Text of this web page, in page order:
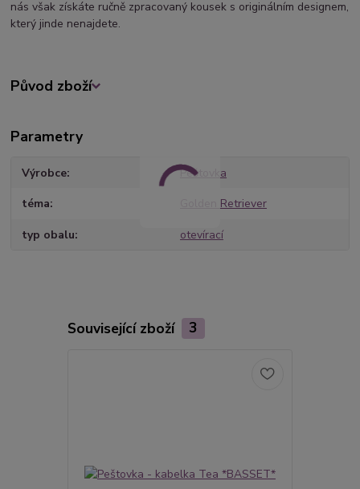
nás však získáte ručně zpracovaný kousek s originálním designem,
který jinde nenajdete.
Původ zboží
Parametry
Výrobce Peštovka
téma Golden Retriever
typ obalu otevírací
Související zboží 3